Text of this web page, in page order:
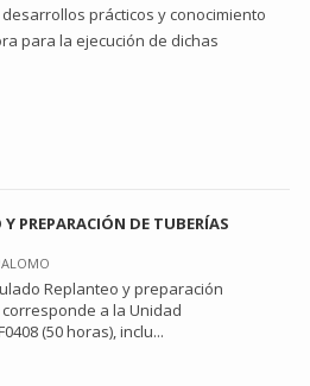
prácticos y conocimiento
para la ejecución de dichas
Y PREPARACIÓN DE TUBERÍAS
Replanteo y preparación
a la Unidad
(50 horas), inclu...